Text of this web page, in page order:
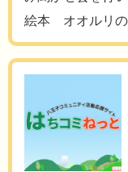
絵本 オオルリ